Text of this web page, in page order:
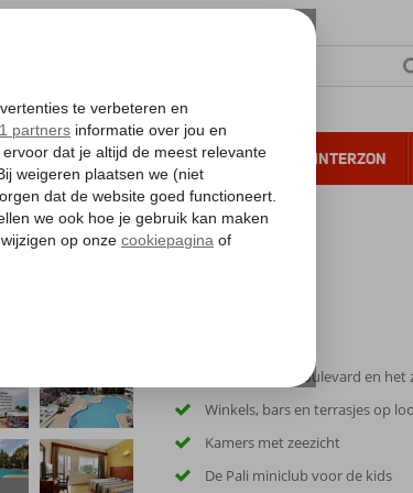
VERRE REIZEN ALL INCLUSIVE WINTERZON
Direct aan de boulevard en
Winkels, bars en terrasjes op
Kamers met zeezicht
De Pali miniclub voor de kids